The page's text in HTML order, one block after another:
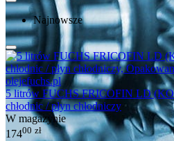
Najnowsze
5 litrów FUCHS FRICOFIN LD
chłodnic / płyn chłodniczy
W magazynie
17400 zł